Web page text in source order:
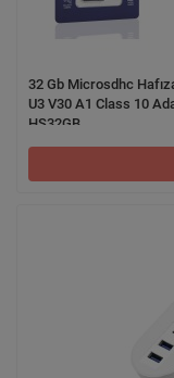
32 Gb Microsdhc
U3 V30 A1 Class 10
HS32GB